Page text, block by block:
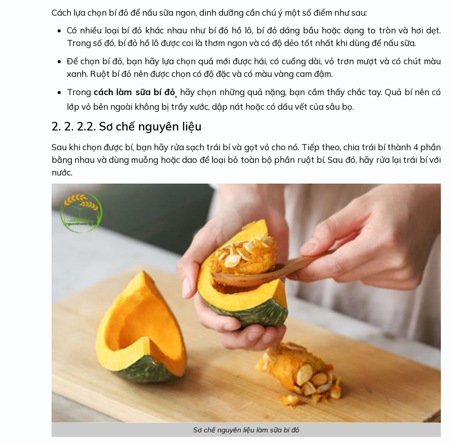
Cách lựa chọn bí đỏ để nấu sữa ngon, dinh dưỡng cần chú ý một số điểm như sau:
Có nhiều loại bí đỏ khác nhau như bí đỏ hồ lô, bí đỏ dáng bầu hoặc dạng to tròn và hơi dẹt.
Trong số đó, bí đỏ hồ lô được coi là thơm ngon và có độ dẻo tốt nhất khi dùng để nấu sữa.
Để chọn bí đỏ, bạn hãy lựa chọn quả mới được hái, có cuống dài, vỏ trơn mượt và có chút màu
xanh. Ruột bí đỏ nên được chọn có độ đặc và có màu vàng cam đậm.
Trong cách làm sữa bí đỏ, hãy chọn những quả nặng, bạn cầm thấy chắc tay. Quả bí nên có
lớp vỏ bên ngoài không bị trầy xước, dập nát hoặc có dấu vết của sâu bọ.
2. 2. 2.2. Sơ chế nguyên liệu
Sau khi chọn được bí, bạn hãy rửa sạch trái bí và gọt vỏ cho nó. Tiếp theo, chia trái bí thành 4 phần
bằng nhau và dùng muỗng hoặc dao để loại bỏ toàn bộ phần ruột bí. Sau đó, hãy rửa lại trái bí với
nước.
Sơ chế nguyên liệu làm sữa bí đỏ